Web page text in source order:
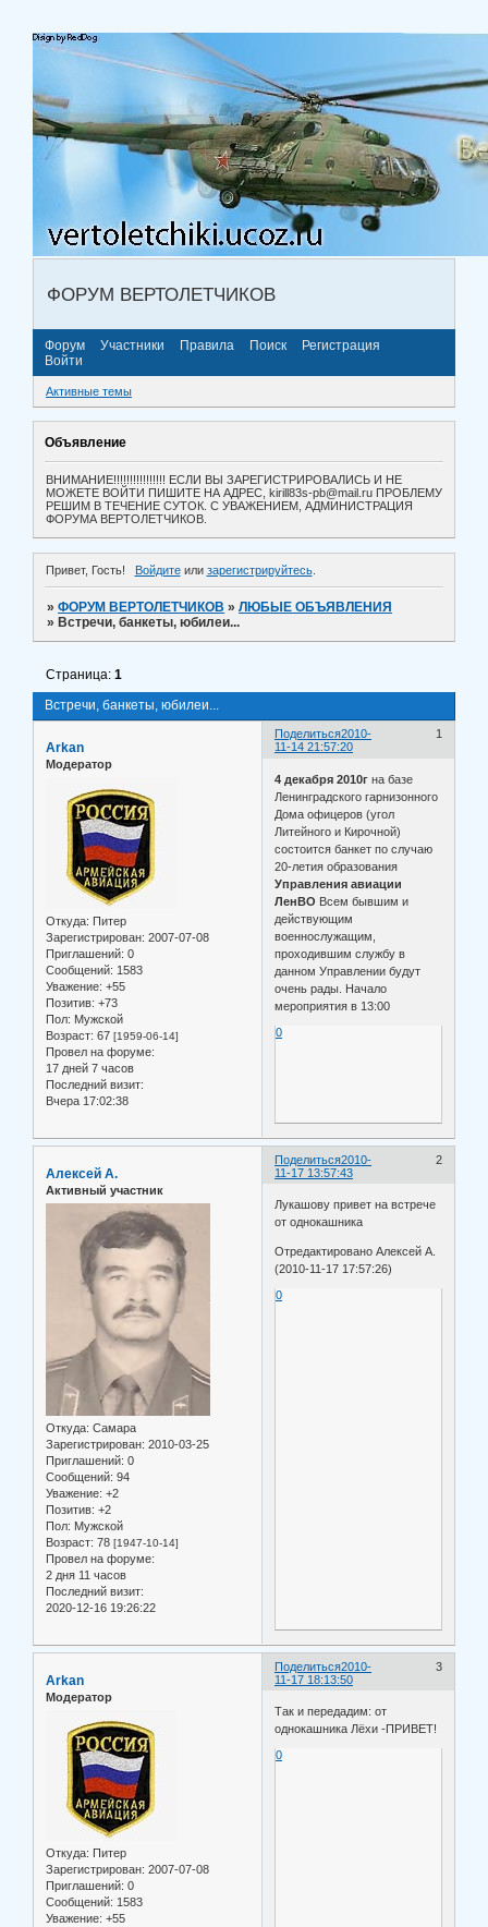
ФОРУМ ВЕРТОЛЕТЧИКОВ
Форум Участники Правила Поиск
Регистрация
Войти
Активные темы
Объявление
ВНИМАНИЕ!!!!!!!!!!!!!!!! ЕСЛИ ВЫ ЗАРЕГИСТРИРОВАЛИСЬ И НЕ
МОЖЕТЕ ВОЙТИ ПИШИТЕ НА АДРЕС, kirill83s-pb@mail.ru ПРОБЛЕМУ
РЕШИМ В ТЕЧЕНИЕ СУТОК. С УВАЖЕНИЕМ, АДМИНИСТРАЦИЯ
ФОРУМА ВЕРТОЛЕТЧИКОВ.
Привет, Гость! Войдитеили зарегистрируйтесь.
»ФОРУМ ВЕРТОЛЕТЧИКОВ »ЛЮБЫЕ ОБЪЯВЛЕНИЯ
» Встречи, банкеты, юбилеи...
Встречи, банкеты, юбилеи...
Страница:1
Поделиться 1
2010-
11-14 21:57:20
Arkan
Модератор
Откуда: Питер
Зарегистрирован: 2007-07-08
Приглашений: 0
Сообщений: 1583
Уважение: +55
Позитив: +73
Пол: Мужской
Возраст: 67 [1959-06-14]
Провел на форуме:
17 дней 7 часов
Последний визит:
Вчера 17:02:38
4 декабря 2010г на базе
Ленинградского гарнизонного
Дома офицеров (угол
Литейного и Кирочной)
состоится банкет по случаю
20-летия образования
Управления авиации
ЛенВО Всем бывшим и
действующим
военнослужащим,
проходившим службу в
данном Управлении будут
очень рады. Начало
мероприятия в 13:00
0
Поделиться 2
2010-
11-17 13:57:43
Алексей А.
Активный участник
Откуда: Самара
Зарегистрирован: 2010-03-25
Приглашений: 0
Сообщений: 94
Уважение: +2
Позитив: +2
Пол: Мужской
Возраст: 78 [1947-10-14]
Провел на форуме:
2 дня 11 часов
Последний визит:
2020-12-16 19:26:22
Лукашову привет на встрече
от однокашника
Отредактировано Алексей А.
(2010-11-17 17:57:26)
0
Поделиться 3
2010-
11-17 18:13:50
Arkan
Модератор
Откуда: Питер
Зарегистрирован: 2007-07-08
Приглашений: 0
Сообщений: 1583
Уважение: +55
Так и передадим: от
однокашника Лёхи -ПРИВЕТ!
0